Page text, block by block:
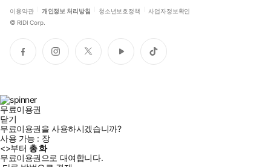
이용약관 개인정보 처리방침 청소년보호정책 사업자정보확인
© RIDI Corp.
페
이
인
스
트
위
유
튜
틱
톡
무료이용권
닫기
무료이용권을 사용하시겠습니까?
사용 가능 : 장
<>부터 총화
무료이용권으로 대여합니다.